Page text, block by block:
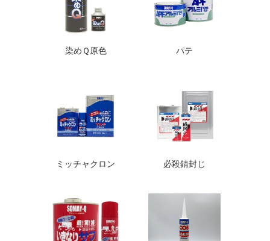
染めＱ原色 パテ
ミッチャクロン 必殺錆封じ